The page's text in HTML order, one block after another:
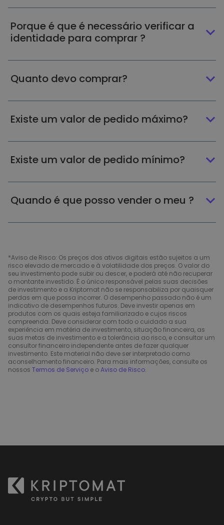
Porque é que é necessário verificar a
identidade para comprar ?
Quanto devo comprar?
Existe um valor de pedido máximo?
Existe um valor de pedido mínimo?
Quando é que posso vender o meu ?
*Aviso de Risco: Os preços dos ativos digitais estão sujeitos a um
risco elevado de mercado e à volatilidade dos preços. O valor do
seu investimento pode subir ou descer, e poderá até não recuperar
o montante investido. É o único responsável pelas suas decisões
de investimento e a Kriptomat não se responsabiliza por quaisquer
perdas em que possa incorrer. O desempenho passado não é um
indicativo de desempenhos futuros. Deve investir apenas em
produtos com os quais esteja familiarizado e cujos riscos
compreenda. Deve considerar com todo o cuidado a sua
experiência em matéria de investimento, situação financeira, as
suas metas de investimento e a tolerância ao risco, e consultar um
consultor financeiro independente antes de fazer qualquer
investimento. Este material não deve ser interpretado como
aconselhamento financeiro. Para mais informações, consulte os
nossos Termos de Serviço e oAviso de Risco.